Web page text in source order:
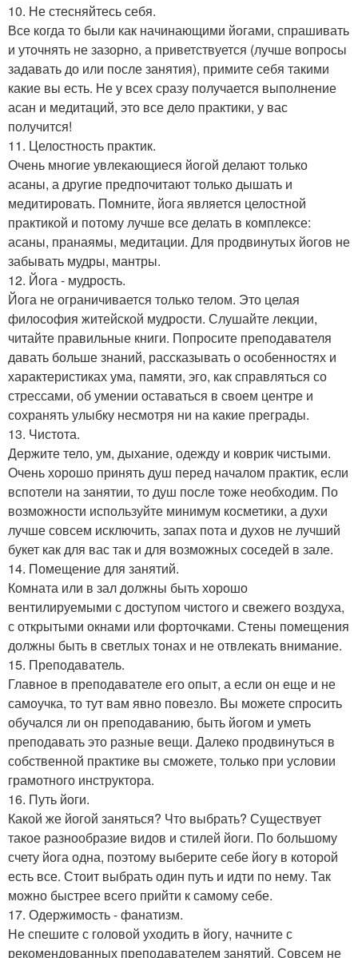
10. Не стесняйтесь себя.
Все когда то были как начинающими йогами, спрашивать
и уточнять не зазорно, а приветствуется (лучше вопросы
задавать до или после занятия), примите себя такими
какие вы есть. Не у всех сразу получается выполнение
асан и медитаций, это все дело практики, у вас
получится!
11. Целостность практик.
Очень многие увлекающиеся йогой делают только
асаны, а другие предпочитают только дышать и
медитировать. Помните, йога является целостной
практикой и потому лучше все делать в комплексе:
асаны, пранаямы, медитации. Для продвинутых йогов не
забывать мудры, мантры.
12. Йога - мудрость.
Йога не ограничивается только телом. Это целая
философия житейской мудрости. Слушайте лекции,
читайте правильные книги. Попросите преподавателя
давать больше знаний, рассказывать о особенностях и
характеристиках ума, памяти, эго, как справляться со
стрессами, об умении оставаться в своем центре и
сохранять улыбку несмотря ни на какие преграды.
13. Чистота.
Держите тело, ум, дыхание, одежду и коврик чистыми.
Очень хорошо принять душ перед началом практик, если
вспотели на занятии, то душ после тоже необходим. По
возможности используйте минимум косметики, а духи
лучше совсем исключить, запах пота и духов не лучший
букет как для вас так и для возможных соседей в зале.
14. Помещение для занятий.
Комната или в зал должны быть хорошо
вентилируемыми с доступом чистого и свежего воздуха,
с открытыми окнами или форточками. Стены помещения
должны быть в светлых тонах и не отвлекать внимание.
15. Преподаватель.
Главное в преподавателе его опыт, а если он еще и не
самоучка, то тут вам явно повезло. Вы можете спросить
обучался ли он преподаванию, быть йогом и уметь
преподавать это разные вещи. Далеко продвинуться в
собственной практике вы сможете, только при условии
грамотного инструктора.
16. Путь йоги.
Какой же йогой заняться? Что выбрать? Существует
такое разнообразие видов и стилей йоги. По большому
счету йога одна, поэтому выберите себе йогу в которой
есть все. Стоит выбрать один путь и идти по нему. Так
можно быстрее всего прийти к самому себе.
17. Одержимость - фанатизм.
Не спешите с головой уходить в йогу, начните с
рекомендованных преподавателем занятий. Совсем не